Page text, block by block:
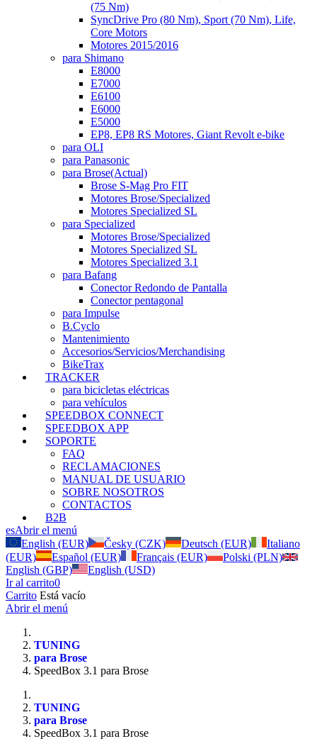
(75 Nm)
SyncDrive Pro (80 Nm), Sport (70 Nm), Life,
Core Motors
Motores 2015/2016
para Shimano
E8000
E7000
E6100
E6000
E5000
EP8, EP8 RS Motores, Giant Revolt e-bike
para OLI
para Panasonic
para Brose(Actual)
Brose S-Mag Pro FIT
Motores Brose/Specialized
Motores Specialized SL
para Specialized
Motores Brose/Specialized
Motores Specialized SL
Motores Specialized 3.1
para Bafang
Conector Redondo de Pantalla
Conector pentagonal
para Impulse
B.Cyclo
Mantenimiento
Accesorios/Servicios/Merchandising
BikeTrax
TRACKER
para bicicletas eléctricas
para vehículos
SPEEDBOX CONNECT
SPEEDBOX APP
SOPORTE
FAQ
RECLAMACIONES
MANUAL DE USUARIO
SOBRE NOSOTROS
CONTACTOS
B2B
esAbrir el menú
English (EUR)
Česky (CZK) Deutsch (EUR)
Italiano
(EUR)
Español (EUR) Français (EUR)
Polski (PLN)
English (GBP)
English (USD)
Ir al carrito0
Carrito Está vacío
Abrir el menú
TUNING
para Brose
SpeedBox 3.1 para Brose
TUNING
para Brose
SpeedBox 3.1 para Brose